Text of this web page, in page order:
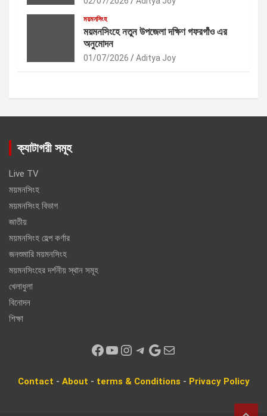
ময়মনসিংহ
ময়মনসিংহে নতুন উপজেলা দক্ষিণ গফরগাঁও এর
অনুমোদন
01/07/2026 Aditya Joy
ক্যাটাগরী সমূহ
Live TV
ময়মনসিংহ
ময়মনসিংহ বিভাগ
জাতীয়
ময়মনসিংহ হেল্প কর্ণার
জনশুমারি ময়মনসিংহ
ময়মনসিংহের দর্শনীয় স্থান সমূহ
খেলাধুলা
বিনোদন
শিক্ষা
Facebook YouTube Instagram Telegram Google Mail
Contact - About - terms & Conditions - Privacy Policy